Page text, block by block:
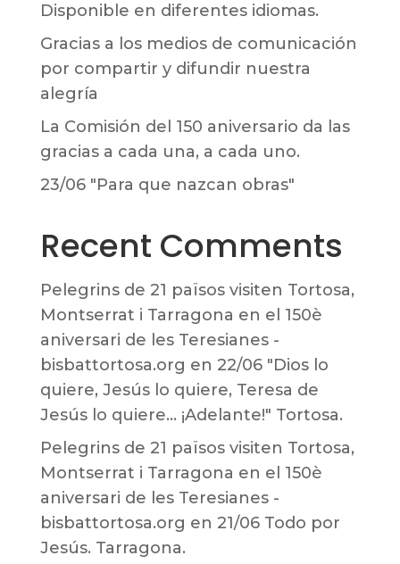
Disponible en diferentes idiomas.
Gracias a los medios de comunicación
por compartir y difundir nuestra
alegría
La Comisión del 150 aniversario da las
gracias a cada una, a cada uno.
23/06 "Para que nazcan obras"
Recent Comments
Pelegrins de 21 països visiten Tortosa,
Montserrat i Tarragona en el 150è
aniversari de les Teresianes -
bisbattortosa.org en 22/06 "Dios lo
quiere, Jesús lo quiere, Teresa de
Jesús lo quiere… ¡Adelante!" Tortosa.
Pelegrins de 21 països visiten Tortosa,
Montserrat i Tarragona en el 150è
aniversari de les Teresianes -
bisbattortosa.org en 21/06 Todo por
Jesús. Tarragona.